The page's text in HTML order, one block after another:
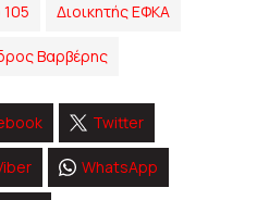
Διοικητής ΕΦΚΑ
Βαρβέρης
Twitter
WhatsApp